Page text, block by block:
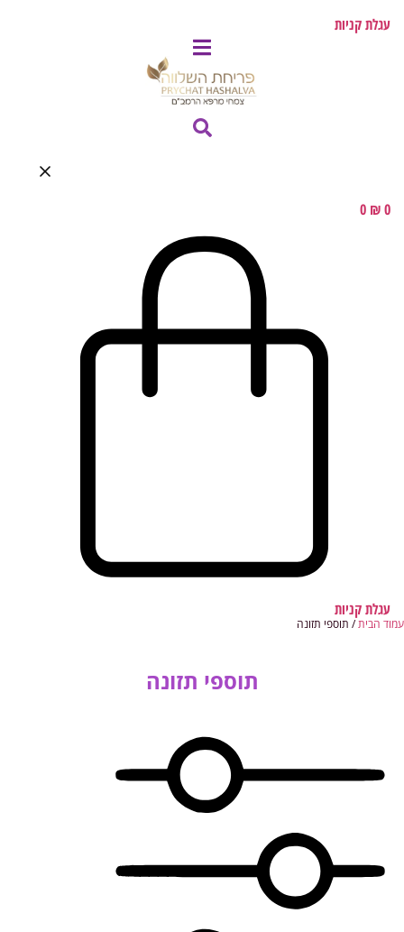
עגלת קניות
₪0
0
עגלת קניות
עמוד הבית/ תוספי תזונה
תוספי תזונה